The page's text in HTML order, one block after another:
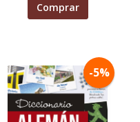
Comprar
-5%